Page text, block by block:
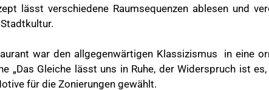
lässt verschiedene Raumsequenzen ablesen und
war den allgegenwärtigen Klassizismus in eine
„Das Gleiche lässt uns in Ruhe, der Widerspruch ist
für die Zonierungen gewählt.